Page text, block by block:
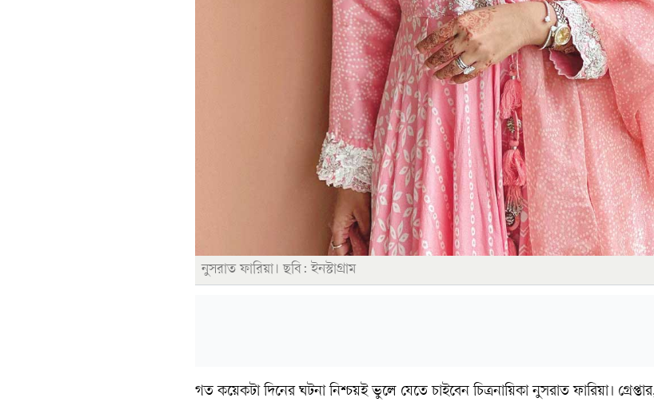
নুসরাত ফারিয়া। ছবি: ইনস্টাগ্রাম
গত কয়েকটা দিনের ঘটনা নিশ্চয়ই ভুলে যেতে চাইবেন চিত্রনায়িকা নুসরাত ফারিয়া।